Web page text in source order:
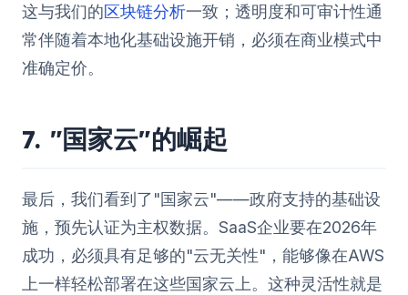
这与我们的区块链分析一致；透明度和可审计性通
常伴随着本地化基础设施开销，必须在商业模式中
准确定价。
7. "国家云"的崛起
最后，我们看到了"国家云"——政府支持的基础设
施，预先认证为主权数据。SaaS企业要在2026年
成功，必须具有足够的"云无关性"，能够像在AWS
上一样轻松部署在这些国家云上。这种灵活性就是